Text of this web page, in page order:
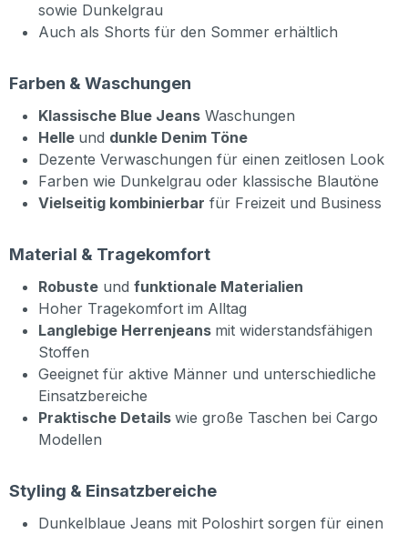
sowie Dunkelgrau
Auch als Shorts für den Sommer erhältlich
Farben & Waschungen
Klassische Blue Jeans Waschungen
Helle und dunkle Denim Töne
Dezente Verwaschungen für einen zeitlosen Look
Farben wie Dunkelgrau oder klassische Blautöne
Vielseitig kombinierbar für Freizeit und Business
Material & Tragekomfort
Robuste und funktionale Materialien
Hoher Tragekomfort im Alltag
Langlebige Herrenjeans mit widerstandsfähigen
Stoffen
Geeignet für aktive Männer und unterschiedliche
Einsatzbereiche
Praktische Details wie große Taschen bei Cargo
Modellen
Styling & Einsatzbereiche
Dunkelblaue Jeans mit Poloshirt sorgen für einen